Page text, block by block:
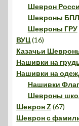
Шеврон
Шевроны
Шевроны ГРУ
ВУЦ 1616
товаров
Казачьи
Нашивки на
Нашивки на
Нашивки Флаг
Шевроны
Шеврон Z 6767
Шеврон с